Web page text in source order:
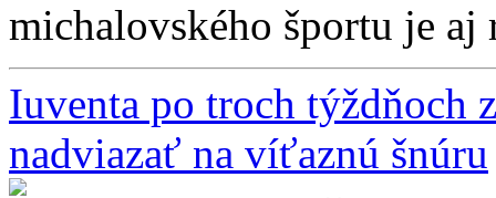
michalovského športu je aj
Iuventa po troch týždňoch
nadviazať na víťaznú šnúru